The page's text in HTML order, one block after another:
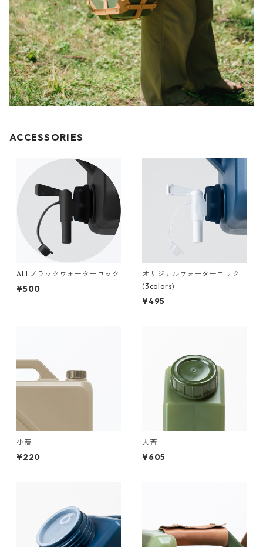
ACCESSORIES
ALLブラックウォーターコック
¥500
オリジナルウォーターコック
(3colors)
¥495
小蓋
¥220
大蓋
¥605